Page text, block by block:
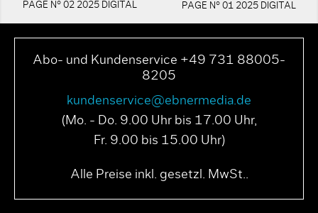
PAGE N° 02 2025 DIGITAL PAGE N° 01 2025 DIGITAL
Abo- und Kundenservice +49 731 88005-
8205
kundenservice@ebnermedia.de
(Mo. - Do. 9.00 Uhr bis 17.00 Uhr,
Fr. 9.00 bis 15.00 Uhr)
Alle Preise inkl. gesetzl. MwSt..